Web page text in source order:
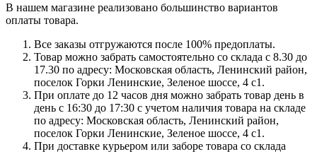
В нашем магазине реализовано большинство вариантов
оплаты товара.
Все заказы отгружаются после 100% предоплаты.
Товар можно забрать самостоятельно со склада с 8.30 до
17.30 по адресу: Московская область, Ленинский район,
поселок Горки Ленинские, Зеленое шоссе, 4 с1.
При оплате до 12 часов дня можно забрать товар день в
день с 16:30 до 17:30 с учетом наличия товара на складе
по адресу: Московская область, Ленинский район,
поселок Горки Ленинские, Зеленое шоссе, 4 с1.
При доставке курьером или заборе товара со склада